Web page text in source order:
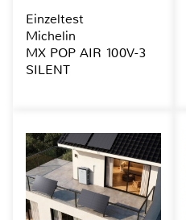
Einzeltest
Michelin
MX POP AIR 100V-3
SILENT